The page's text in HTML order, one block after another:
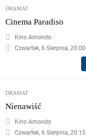
DRAMAT
Cinema Paradiso
Kino Amondo
Czwartek, 6 Sierpnia, 20:00
DRAMAT
Nienawiść
Kino Amondo
Czwartek, 6 Sierpnia, 20:15